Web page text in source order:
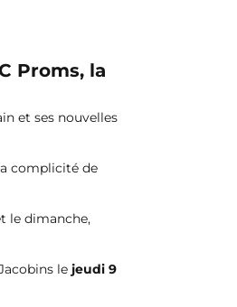
Proms, la
et ses nouvelles
complicité de
le dimanche,
le jeudi 9